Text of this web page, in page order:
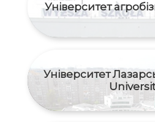
Університет
Університет